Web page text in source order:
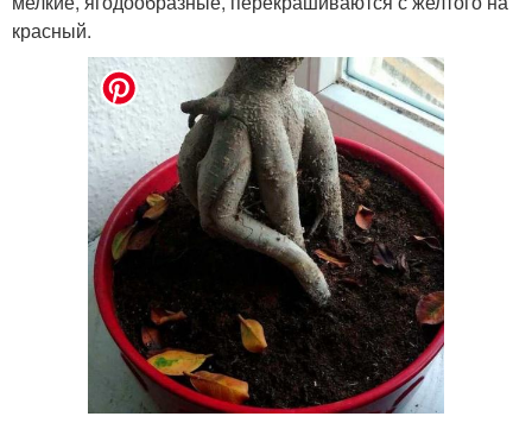
красный.